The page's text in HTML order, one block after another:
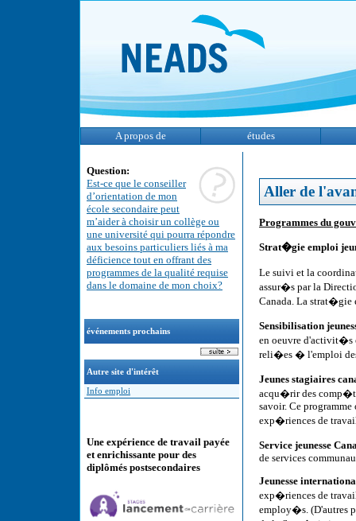
A propos de études
Question:
Est-ce que le conseiller
d’orientation de mon
école secondaire peut
m’aider à choisir un collège ou
une université qui pourra répondre
aux besoins particuliers liés à ma
déficience tout en offrant des
programmes de la qualité requise
dans le domaine de mon choix?
événements prochains
Autre site d'intérêt
Info emploi
Une expérience de travail payée
et enrichissante pour des
diplômés postsecondaires
Aller de
Programmes du
Strat�gie emploi
Le suivi et la
assur�s par la
Canada. La strat�gie
Sensibilisation
en oeuvre d'activit�s
reli�es � l'emploi
Jeunes stagiaires
acqu�rir des
savoir. Ce
exp�riences de
Service jeunesse
de services
Jeunesse
exp�riences de
employ�s. (D'autres